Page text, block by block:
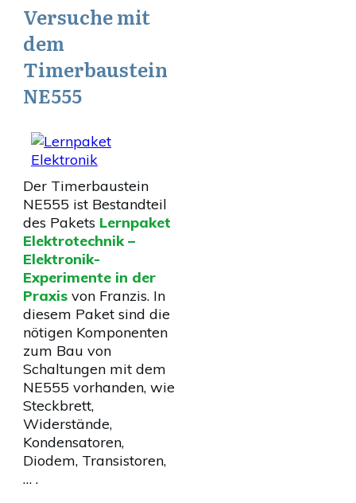
Versuche mit
dem
Timerbaustein
NE555
Der Timerbaustein
NE555 ist Bestandteil
des Pakets Lernpaket
Elektrotechnik –
Elektronik-
Experimente in der
Praxis von Franzis. In
diesem Paket sind die
nötigen Komponenten
zum Bau von
Schaltungen mit dem
NE555 vorhanden, wie
Steckbrett,
Widerstände,
Kondensatoren,
Diodem, Transistoren,
… .